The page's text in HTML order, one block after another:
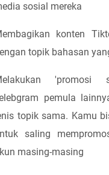
sosial mereka
konten
topik bahasan
'promosi
pemula
topik sama. Kamu
saling
masing-masing